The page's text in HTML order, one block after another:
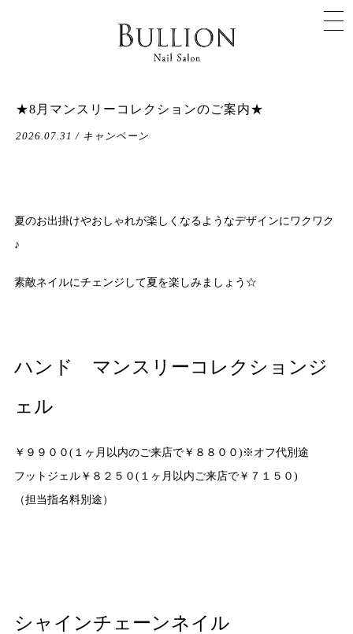
★8月マンスリーコレクションのご案内★
2026.07.31 / キャンペーン
夏のお出掛けやおしゃれが楽しくなるようなデザインにワクワク
♪
素敵ネイルにチェンジして夏を楽しみましょう☆
ハンド マンスリーコレクションジ
ェル
￥９９００(１ヶ月以内のご来店で￥８８００)※オフ代別途
フットジェル￥８２５０(１ヶ月以内ご来店で￥７１５０)
（担当指名料別途）
シャインチェーンネイル